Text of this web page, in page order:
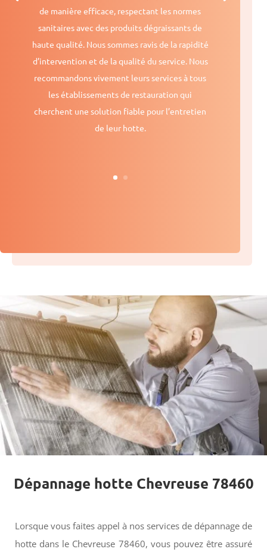
de manière efficace, respectant les normes
sanitaires avec des produits dégraissants de
haute qualité. Nous sommes ravis de la rapidité
d’intervention et de la qualité du service. Nous
recommandons vivement leurs services à tous
les établissements de restauration qui
cherchent une solution fiable pour l’entretien
de leur hotte.
Dépannage hotte Chevreuse 78460
Lorsque vous faites appel à nos services de dépannage de
hotte dans le Chevreuse 78460, vous pouvez être assuré